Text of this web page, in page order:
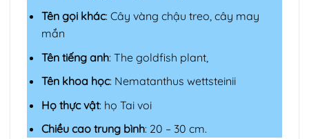
Tên gọi khác: Cây vàng chậu treo, cây may
mắn
Tên tiếng anh: The goldfish plant,
Tên khoa học: Nematanthus wettsteinii
Họ thực vật: họ Tai voi
Chiều cao trung bình: 20 – 30 cm.